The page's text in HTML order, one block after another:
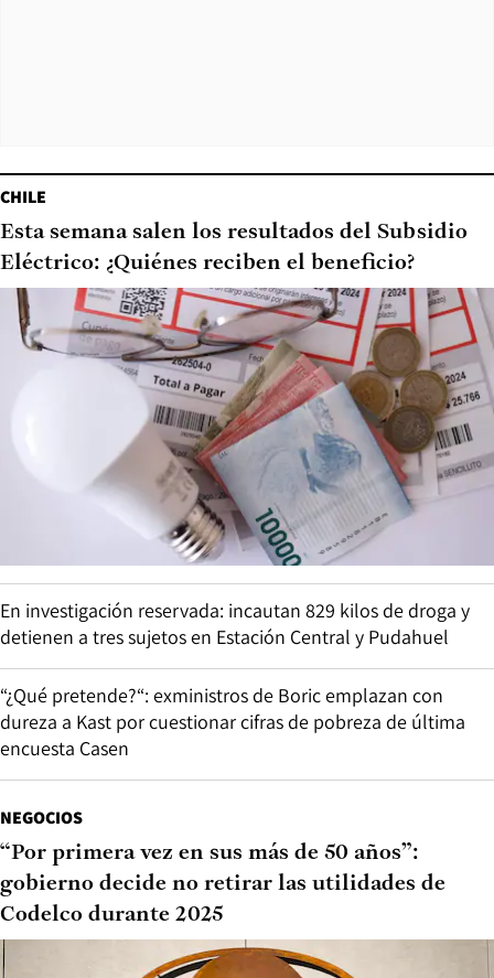
CHILE
Esta semana salen los resultados del Subsidio
Eléctrico: ¿Quiénes reciben el beneficio?
En investigación reservada: incautan 829 kilos de droga y
detienen a tres sujetos en Estación Central y Pudahuel
“¿Qué pretende?“: exministros de Boric emplazan con
dureza a Kast por cuestionar cifras de pobreza de última
encuesta Casen
NEGOCIOS
“Por primera vez en sus más de 50 años”:
gobierno decide no retirar las utilidades de
Codelco durante 2025